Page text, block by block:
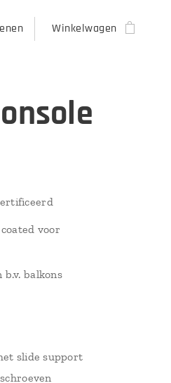
Winkelwagen
voor
balkons
slide support